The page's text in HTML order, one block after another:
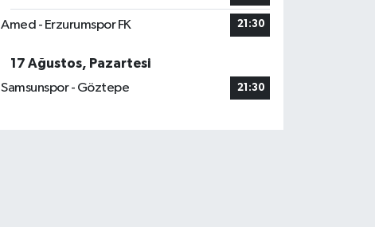
Amed - Erzurumspor FK 21:30
17 Ağustos, Pazartesi
Samsunspor - Göztepe
21:30